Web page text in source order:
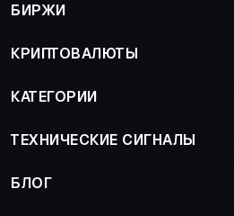
БИРЖИ
КРИПТОВАЛЮТЫ
КАТЕГОРИИ
ТЕХНИЧЕСКИЕ СИГНАЛЫ
БЛОГ